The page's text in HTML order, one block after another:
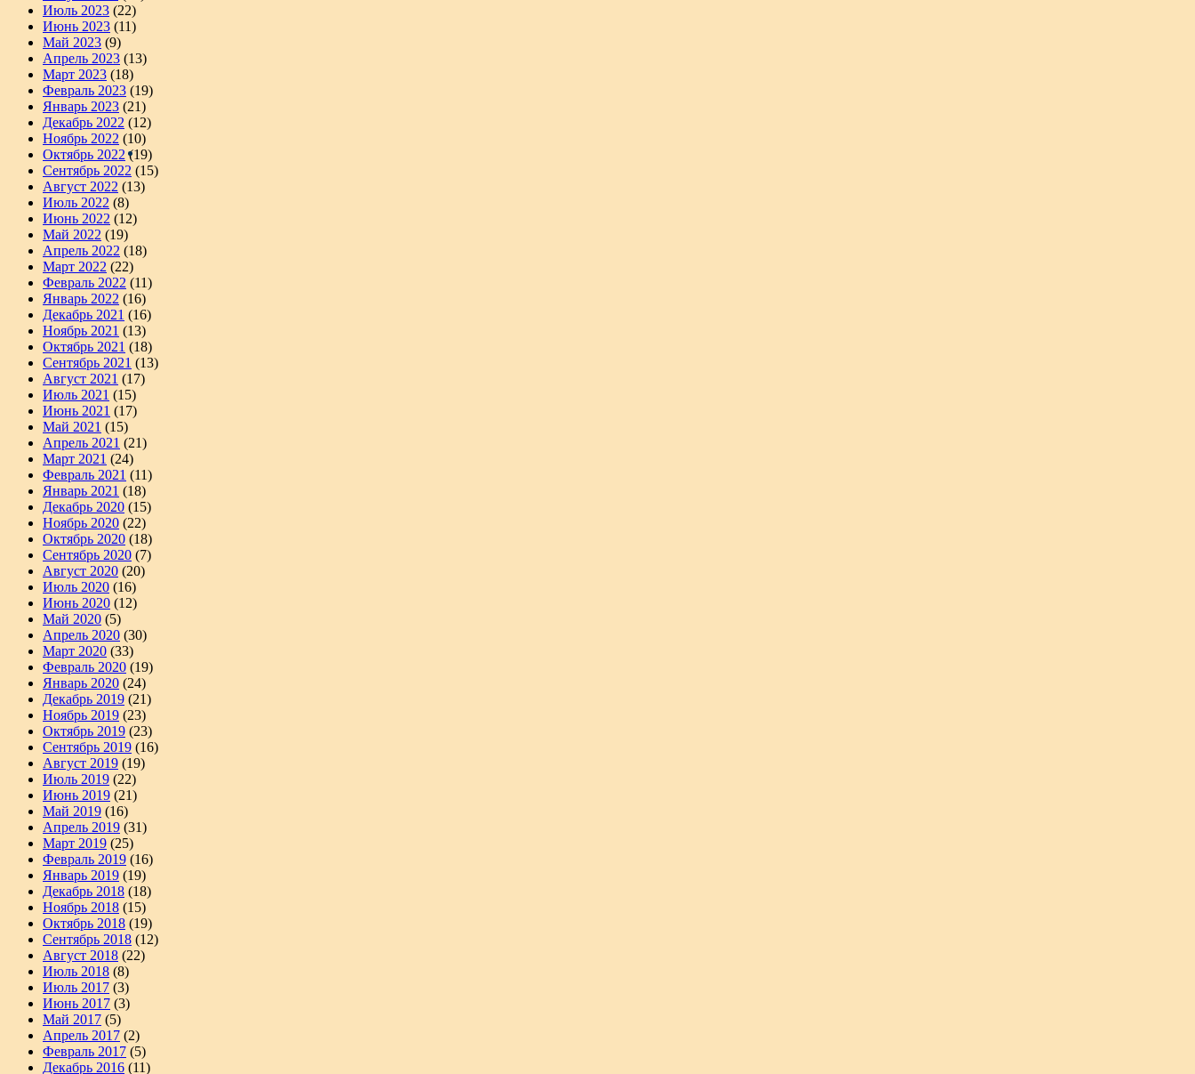
Июль 2023 (22)
Июнь 2023 (11)
Май 2023 (9)
Апрель 2023 (13)
Март 2023 (18)
Февраль 2023 (19)
Январь 2023 (21)
Декабрь 2022 (12)
Ноябрь 2022 (10)
Октябрь 2022 (19)
Сентябрь 2022 (15)
Август 2022 (13)
Июль 2022 (8)
Июнь 2022 (12)
Май 2022 (19)
Апрель 2022 (18)
Март 2022 (22)
Февраль 2022 (11)
Январь 2022 (16)
Декабрь 2021 (16)
Ноябрь 2021 (13)
Октябрь 2021 (18)
Сентябрь 2021 (13)
Август 2021 (17)
Июль 2021 (15)
Июнь 2021 (17)
Май 2021 (15)
Апрель 2021 (21)
Март 2021 (24)
Февраль 2021 (11)
Январь 2021 (18)
Декабрь 2020 (15)
Ноябрь 2020 (22)
Октябрь 2020 (18)
Сентябрь 2020 (7)
Август 2020 (20)
Июль 2020 (16)
Июнь 2020 (12)
Май 2020 (5)
Апрель 2020 (30)
Март 2020 (33)
Февраль 2020 (19)
Январь 2020 (24)
Декабрь 2019 (21)
Ноябрь 2019 (23)
Октябрь 2019 (23)
Сентябрь 2019 (16)
Август 2019 (19)
Июль 2019 (22)
Июнь 2019 (21)
Май 2019 (16)
Апрель 2019 (31)
Март 2019 (25)
Февраль 2019 (16)
Январь 2019 (19)
Декабрь 2018 (18)
Ноябрь 2018 (15)
Октябрь 2018 (19)
Сентябрь 2018 (12)
Август 2018 (22)
Июль 2018 (8)
Июль 2017 (3)
Июнь 2017 (3)
Май 2017 (5)
Апрель 2017 (2)
Февраль 2017 (5)
Декабрь 2016 (11)